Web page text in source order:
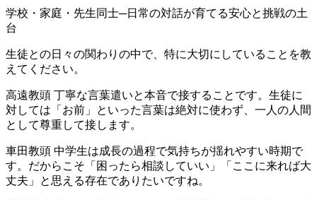
学校・家庭・先生同士─日常の対話が育てる安心と挑戦の土
台
生徒との日々の関わりの中で、特に大切にしていることを教
えてください。
高遠教頭 丁寧な言葉遣いと本音で接することです。生徒に
対しては「お前」といった言葉は絶対に使わず、一人の人間
として尊重して接します。
車田教頭 中学生は成長の過程で気持ちが揺れやすい時期で
す。だからこそ「困ったら相談していい」「ここに来れば大
丈夫」と思える存在でありたいですね。